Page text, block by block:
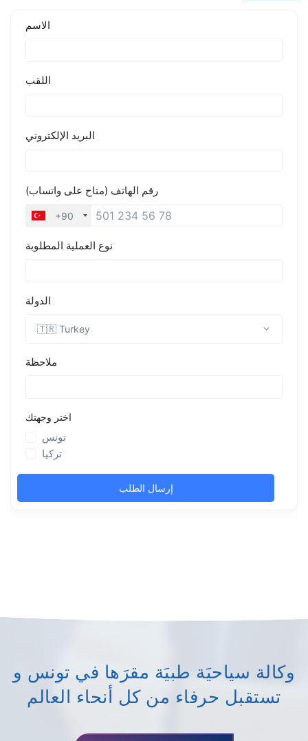
وكالة سياحيَة طبيَة مقرَها في تونس و
تستقبل حرفاء من كل أنحاء العالم